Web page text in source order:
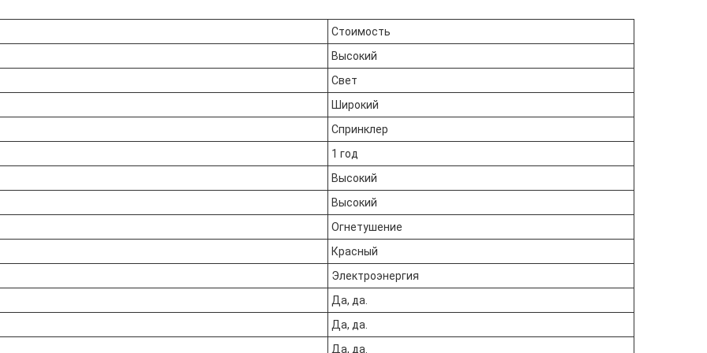
Стоимость
Высокий
Свет
Широкий
Спринклер
1 год
Высокий
Высокий
Огнетушение
Красный
Электроэнергия
Да, да.
Да, да.
Да, да.